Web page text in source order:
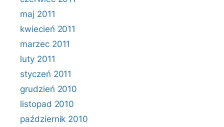
maj 2011
kwiecień 2011
marzec 2011
luty 2011
styczeń 2011
grudzień 2010
listopad 2010
październik 2010